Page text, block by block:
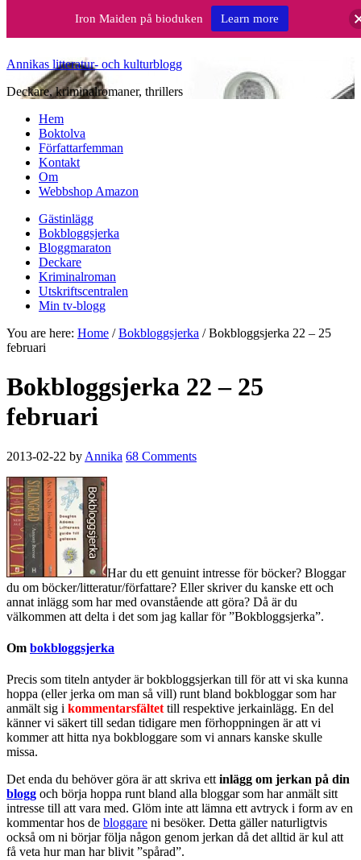
Annikas litteratur- och kulturblogg
Deckare, kriminalromaner, thrillers
Hem
Boktolva
Författarfemman
Kontakt
Om
Webbshop Amazon
Gästinlägg
Bokbloggsjerka
Bloggmaraton
Deckare
Kriminalroman
Utskriftscentralen
Min tv-blogg
You are here: Home / Bokbloggsjerka /Bokbloggsjerka 22 – 25
februari
Bokbloggsjerka 22 – 25
februari
2013-02-22 by Annika 68 Comments
Har du ett genuint intresse för böcker? Bloggar
du om böcker/litteratur/författare? Eller skriver du kanske ett och
annat inlägg som har med ovanstående att göra? Då är du
välkommen att delta i det som jag kallar för ”Bokbloggsjerka”.
Om bokbloggsjerka
Precis som titeln antyder är bokbloggsjerkan till för att vi ska kunna
hoppa (eller jerka om man så vill) runt bland bokbloggar som har
anmält sig i kommentarsfältettill respektive jerkainlägg. En del
känner vi säkert till sedan tidigare men förhoppningen är att vi
kommer att hitta nya bokbloggare som vi annars kanske skulle
missa.
Det enda du behöver göra är att skriva ettinlägg om jerkan på din
blogg och börja hoppa runt bland alla bloggar som har anmält sitt
intresse till att vara med. Glöm inte att lämna ett avtryck i form av en
kommentar hos de bloggare ni besöker. Detta gäller naturligtvis
också om ni börjar följa någon genom jerkan då det alltid är kul att
få veta hur man har blivit ”spårad”.
Iron Maiden på bioduken Learn more